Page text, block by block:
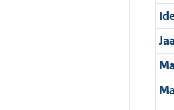
i